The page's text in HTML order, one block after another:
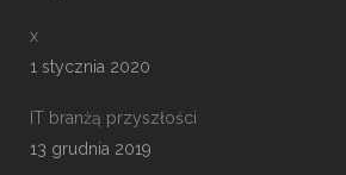
x
1 stycznia 2020
IT branżą przyszłości
13 grudnia 2019